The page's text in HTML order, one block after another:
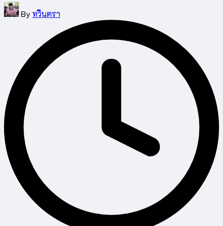
Posted
by
Byทวินตรา